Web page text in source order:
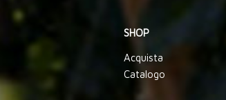
SHOP
Acquista
Catalogo